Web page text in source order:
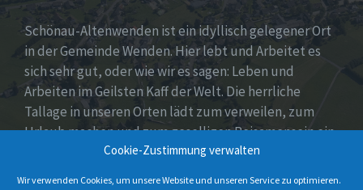
Cookie-Zustimmung verwalten
Wir verwenden Cookies, um unsere Website und unseren Service zu optimieren.
Schönau-Altenwenden ist ein idyllisch gelegener Ort
in der Gemeinde Wenden. Hier lebt und Arbeitet es
sich sehr gut, oder wie wir es sagen: Leben und
Arbeiten im Geilsten Kaff der Welt. Die herrliche
Tallage in unseren Orten lädt zum verweilen, zum
Urlaub machen und zum geselligen Beisamensein ein.
Dies wird auch durch unser aktives Vereinsleben
unter Beweis gestellt.